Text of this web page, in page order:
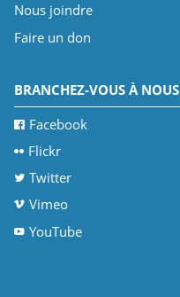
Nous joindre
Faire un don
BRANCHEZ-VOUS À NOUS
Facebook
Flickr
Twitter
Vimeo
YouTube